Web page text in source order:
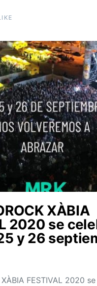
XÀBIA
2020 se
y 26
XÀBIA FESTIVAL 2020